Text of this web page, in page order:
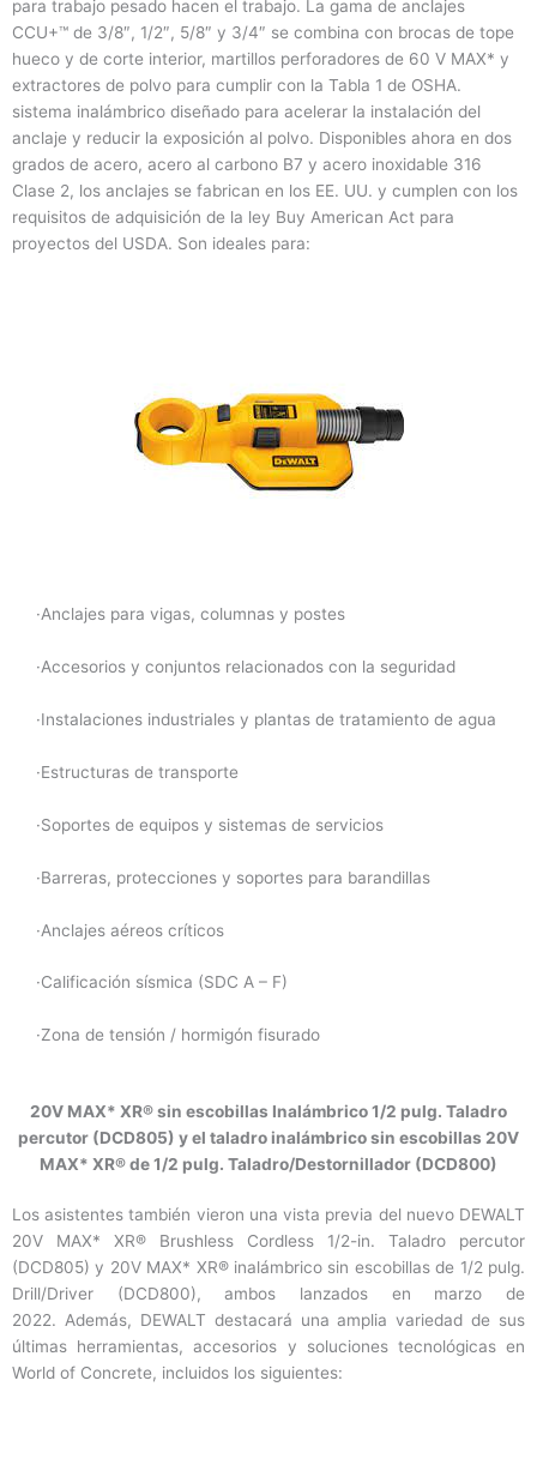
para trabajo pesado hacen el trabajo. La gama de anclajes
CCU+™ de 3/8″, 1/2″, 5/8″ y 3/4″ se combina con brocas de tope
hueco y de corte interior, martillos perforadores de 60 V MAX* y
extractores de polvo para cumplir con la Tabla 1 de OSHA.
sistema inalámbrico diseñado para acelerar la instalación del
anclaje y reducir la exposición al polvo. Disponibles ahora en dos
grados de acero, acero al carbono B7 y acero inoxidable 316
Clase 2, los anclajes se fabrican en los EE. UU. y cumplen con los
requisitos de adquisición de la ley Buy American Act para
proyectos del USDA. Son ideales para:
·Anclajes para vigas, columnas y postes
·Accesorios y conjuntos relacionados con la seguridad
·Instalaciones industriales y plantas de tratamiento de agua
·Estructuras de transporte
·Soportes de equipos y sistemas de servicios
·Barreras, protecciones y soportes para barandillas
·Anclajes aéreos críticos
·Calificación sísmica (SDC A – F)
·Zona de tensión / hormigón fisurado
20V MAX* XR® sin escobillas Inalámbrico 1/2 pulg. Taladro
percutor (DCD805) y el taladro inalámbrico sin escobillas 20V
MAX* XR® de 1/2 pulg. Taladro/Destornillador (DCD800)
Los asistentes también vieron una vista previa del nuevo DEWALT
20V MAX* XR® Brushless Cordless 1/2-in. Taladro percutor
(DCD805) y 20V MAX* XR® inalámbrico sin escobillas de 1/2 pulg.
Drill/Driver (DCD800), ambos lanzados en marzo de
2022. Además, DEWALT destacará una amplia variedad de sus
últimas herramientas, accesorios y soluciones tecnológicas en
World of Concrete, incluidos los siguientes: